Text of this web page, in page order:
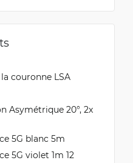
couronne LSA
Asymétrique 20°, 2x
5G blanc 5m
5G violet 1m 12